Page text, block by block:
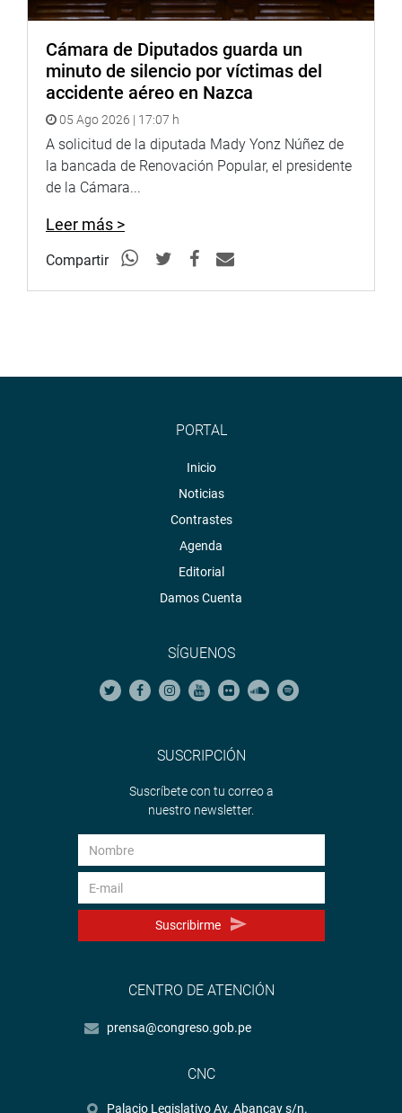
Cámara de Diputados guarda un
minuto de silencio por víctimas del
accidente aéreo en Nazca
05 Ago 2026 | 17:07 h
A solicitud de la diputada Mady Yonz Núñez de
la bancada de Renovación Popular, el presidente
de la Cámara...
Leer más >
Compartir
PORTAL
Inicio
Noticias
Contrastes
Agenda
Editorial
Damos Cuenta
SÍGUENOS
SUSCRIPCIÓN
Suscríbete con tu correo a
nuestro newsletter.
Suscribirme
CENTRO DE ATENCIÓN
prensa@congreso.gob.pe
CNC
Palacio Legislativo Av. Abancay s/n.